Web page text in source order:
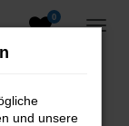
0
und unsere